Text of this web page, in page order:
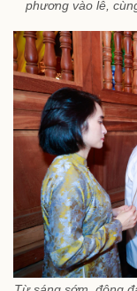
phương vào lễ,